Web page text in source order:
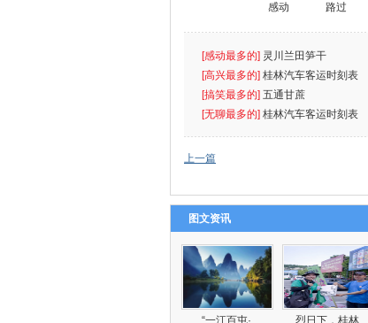
感动 路过
[感动最多的] 灵川兰田笋干
[高兴最多的] 桂林汽车客运时刻表
[搞笑最多的] 五通甘蔗
[无聊最多的] 桂林汽车客运时刻表
上一篇
图文资讯
“一江百屯· 烈日下，桂林